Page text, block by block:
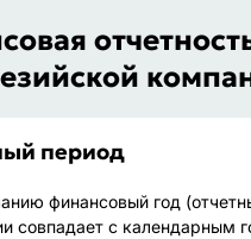
период
финансовый год
совпадает с календарным